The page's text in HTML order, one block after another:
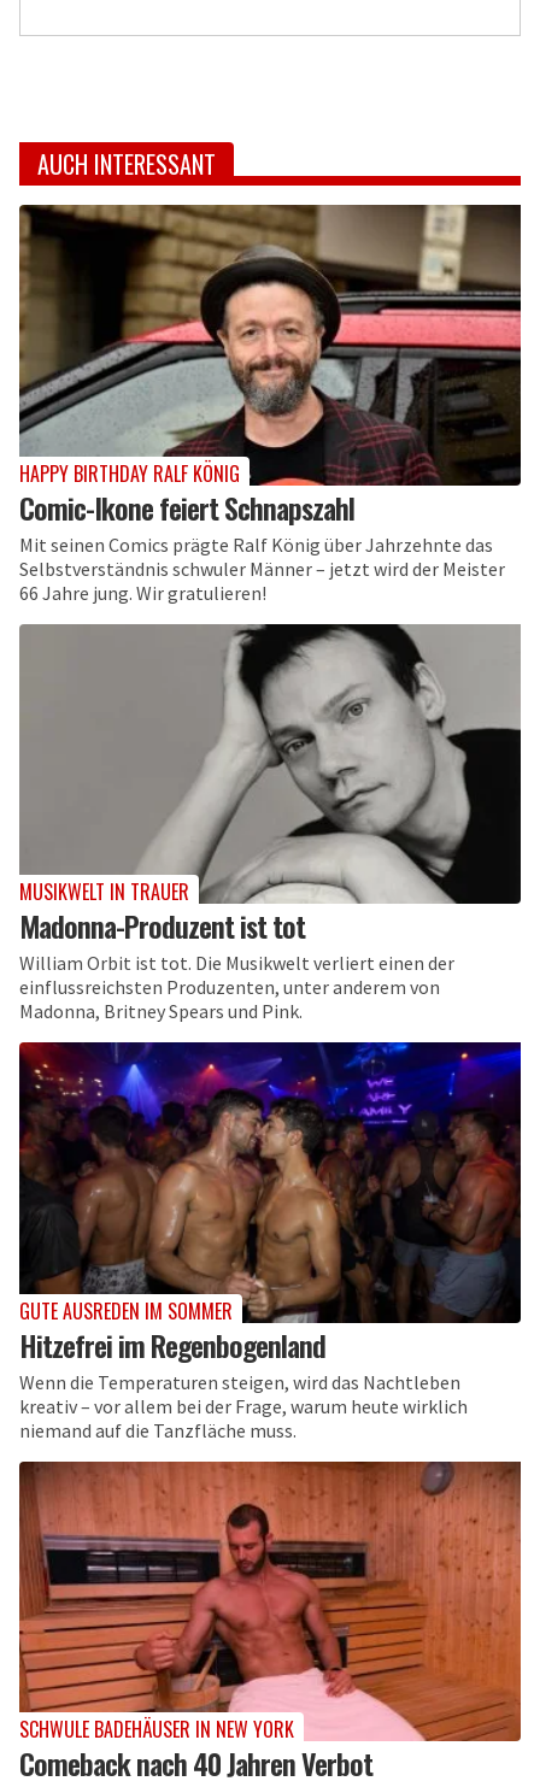
AUCH INTERESSANT
HAPPY BIRTHDAY RALF KÖNIG
Comic-Ikone feiert Schnapszahl
Mit seinen Comics prägte Ralf König über Jahrzehnte das
Selbstverständnis schwuler Männer – jetzt wird der Meister
66 Jahre jung. Wir gratulieren!
MUSIKWELT IN TRAUER
Madonna-Produzent ist tot
William Orbit ist tot. Die Musikwelt verliert einen der
einflussreichsten Produzenten, unter anderem von
Madonna, Britney Spears und Pink.
GUTE AUSREDEN IM SOMMER
Hitzefrei im Regenbogenland
Wenn die Temperaturen steigen, wird das Nachtleben
kreativ – vor allem bei der Frage, warum heute wirklich
niemand auf die Tanzfläche muss.
SCHWULE BADEHÄUSER IN NEW YORK
Comeback nach 40 Jahren Verbot